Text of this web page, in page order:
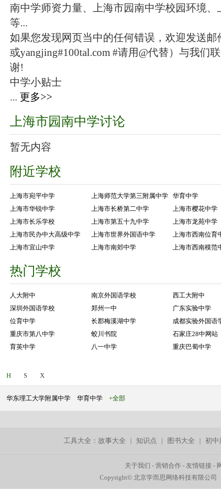
南中学师资力量、上海市园南中学校园环境
等...
如果您发现网页当中的任何错误，欢迎发送邮
或yangjing#100tal.com #请用@代替）与我们
谢!
中学小贴士
... 更多>>
上海市园南中学讨论
暂无内容
附近学校
上海市宛平中学 上海师范大学第三附属中学 华育中学
上海市华锐中学
上海市长桥第二中学
上海市樱花中学
上海市长乐学校
上海市第五十九中学
上海市龙苑中学
上海市民办中大高级中学
上海市世界外国语中学
上海市西南位育
上海市宜山中学
上海市南郊中学 上海市西南模范
热门学校
人大附中 南京外国语学校
西工大附中
深圳外国语学校
郑州一中
广东实验中学
位育中学
长郡梅溪湖中学
成都实验外国语
重庆市第八中学
蛟川书院
石家庄28中网站
育英中学
八一中学 重庆巴蜀中学
H S X
华东理工大学附属中学 华育中学 +全部
工具大全：故事大全 |知识点 图书大全 |初中
关于我们 -营销合作 -友情链接 -
Copyright© 北京学而思网络科技有限公司